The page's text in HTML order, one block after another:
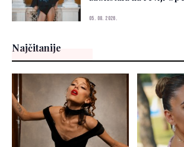
05. 08. 2026.
Najčitanije